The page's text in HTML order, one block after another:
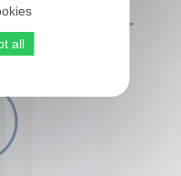
CONTACT
all